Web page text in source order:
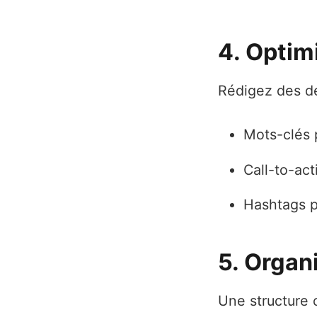
4.
Rédigez des
Mots-clés
Call-to-
Hashtags
5.
Une structure